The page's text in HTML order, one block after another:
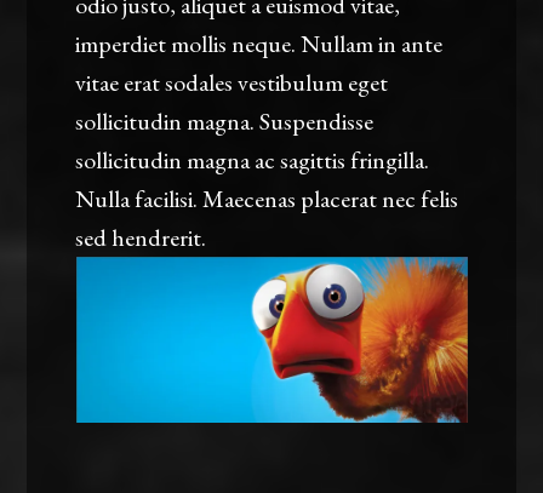
imperdiet mollis neque. Nullam in ante
vitae erat sodales vestibulum eget
sollicitudin magna. Suspendisse
sollicitudin magna ac sagittis fringilla.
Nulla facilisi. Maecenas placerat nec felis
sed hendrerit.